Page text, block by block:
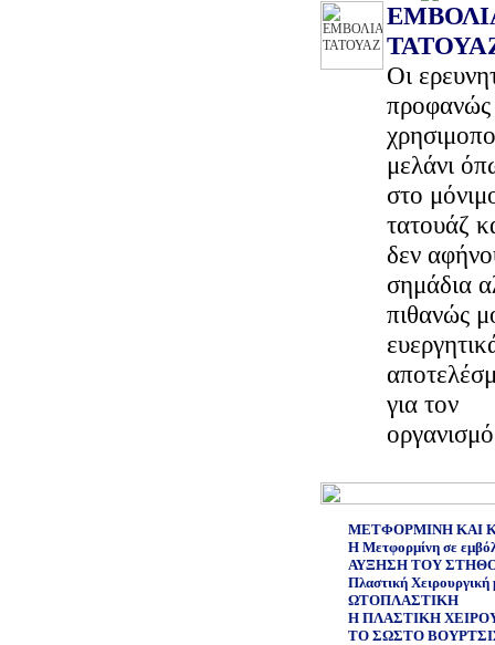
Oι
προφανώς
μελάνι
στο
τατουάζ
δεν
σημάδια
πιθανώς
για τον
ΜΕΤΦΟΡΜΙΝΗ ΚΑΙ
Η Μετφορμίνη σε
ΑΥΞΗΣΗ ΤΟΥ
Πλαστική
ΩΤΟΠΛΑΣΤΙΚΗ
Η ΠΛΑΣΤΙΚΗ
ΤΟ ΣΩΣΤΟ